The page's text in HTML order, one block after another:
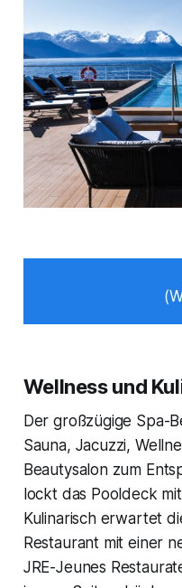
Wellness und
Der großzügige Spa-
Sauna, Jacuzzi,
Beautysalon zum
lockt das Pooldeck
Kulinarisch erwartet
Restaurant mit einer
JRE-Jeunes